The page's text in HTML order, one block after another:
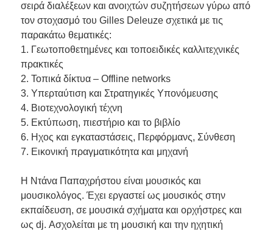
σειρά διαλέξεων και ανοιχτών συζητήσεων γύρω από
τον στοχασμό του Gilles Deleuze σχετικά με τις
παρακάτω θεματικές:
1. Γεωτοποθετημένες και τοποειδικές καλλιτεχνικές
πρακτικές
2. Τοπικά δίκτυα – Offline networks
3. Υπερταύτιση και Στρατηγικές Υπονόμευσης
4. Βιοτεχνολογική τέχνη
5. Εκτύπωση, πιεστήριο και το βιβλίο
6. Ηχος και εγκαταστάσεις, Περφόρμανς, Σύνθεση
7. Εικονική πραγματικότητα και μηχανή
H Ντάνα Παπαχρήστου είναι μουσικός και
μουσικολόγος. Έχει εργαστεί ως μουσικός στην
εκπαίδευση, σε μουσικά σχήματα και ορχήστρες και
ως dj. Ασχολείται με τη μουσική και την ηχητική